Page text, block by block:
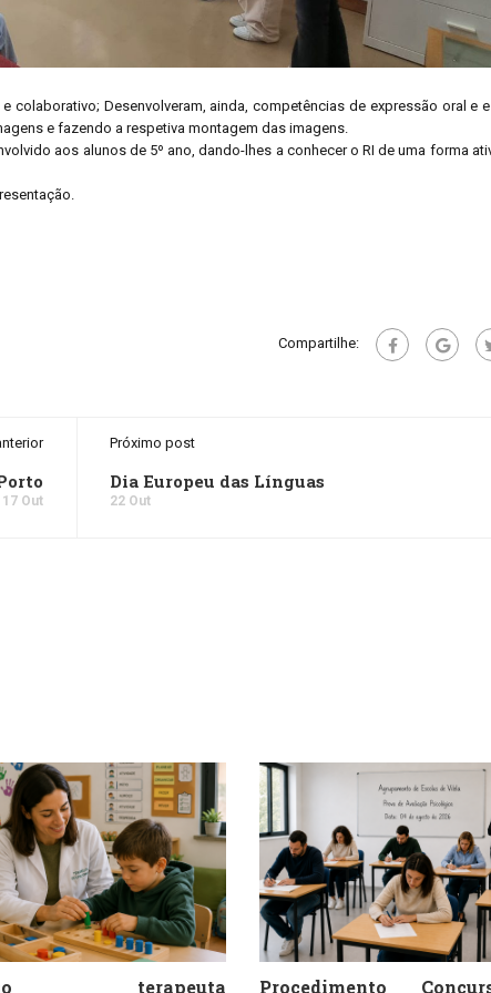
colaborativo; Desenvolveram, ainda, competências de expressão oral e
e fazendo a respetiva montagem das imagens.
aos alunos de 5º ano, dando-lhes a conhecer o RI de uma forma
Compartilhe:
17 Out
Próximo post
Dia Europeu das Línguas
22 Out
terapeuta Procedimento